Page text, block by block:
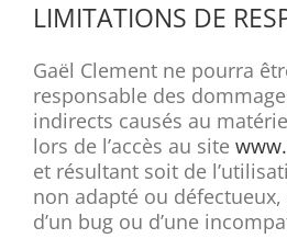
LIMITATIONS DE
Gaël Clement ne pourra
responsable des
indirects causés au
lors de l’accès au site
et résultant soit de
non adapté ou
d’un bug ou d’une